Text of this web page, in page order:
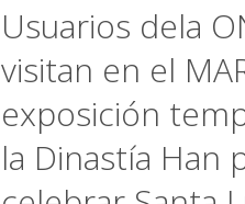
Usuarios dela
visitan en el
exposición
la Dinastía Han